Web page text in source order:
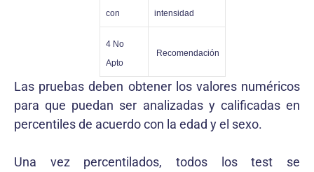
con
intensidad
4 No
Apto
Recomendación
Las pruebas deben obtener los valores numéricos
para que puedan ser analizadas y calificadas en
percentiles de acuerdo con la edad y el sexo.
Una vez percentilados, todos los test se